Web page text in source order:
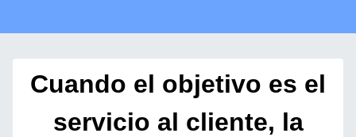
Cuando el objetivo es el
servicio al cliente, la